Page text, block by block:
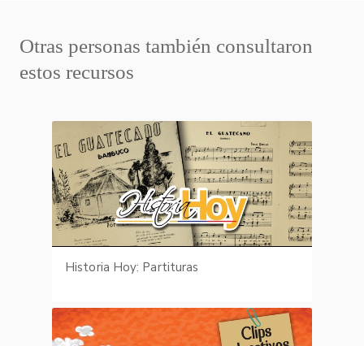
Otras personas también consultaron
estos recursos
Historia Hoy: Partituras